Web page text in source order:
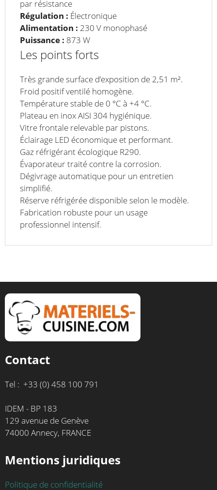
par résistance
Régulation : Électronique
Alimentation : 230 V monophasé
Puissance : 873 W
Les points forts
Très grande surface d’exposition de 2,51 m².
Froid positif ventilé homogène.
Température stable de 0 °C à +4 °C.
Plateau en inox AISI 304 hygiénique.
Vitre frontale relevable par pistons.
Éclairage LED économique et performant.
Gaz réfrigérant écologique R290.
Évaporateur traité contre la corrosion.
Dégivrage automatique pour un entretien
simplifié.
Réserve réfrigérée disponible selon le modèle.
Fabrication robuste pour un usage
professionnel intensif.
Contact
Tel : +33 (0) 458 100 791
IDEM - BP 183
129 avenue de Genève
74000 Annecy, FRANCE
Mentions juridiques
Politique de confidentialité